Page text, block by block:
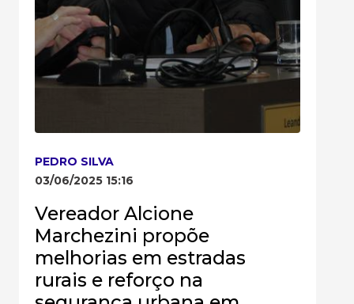
PEDRO SILVA
03/06/2025 15:16
Vereador Alcione
Marchezini propõe
melhorias em estradas
rurais e reforço na